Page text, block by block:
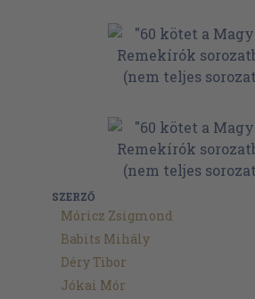
SZERZŐ
Móricz Zsigmond
Babits Mihály
Déry Tibor
Jókai Mór